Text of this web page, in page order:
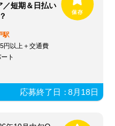
／短期＆日払い
駅
円以上＋交通費
ト
応募終了日：8月18日